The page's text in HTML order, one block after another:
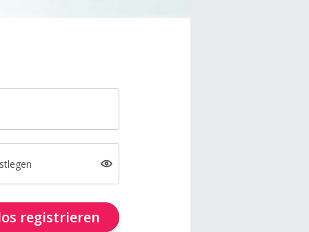
registrieren